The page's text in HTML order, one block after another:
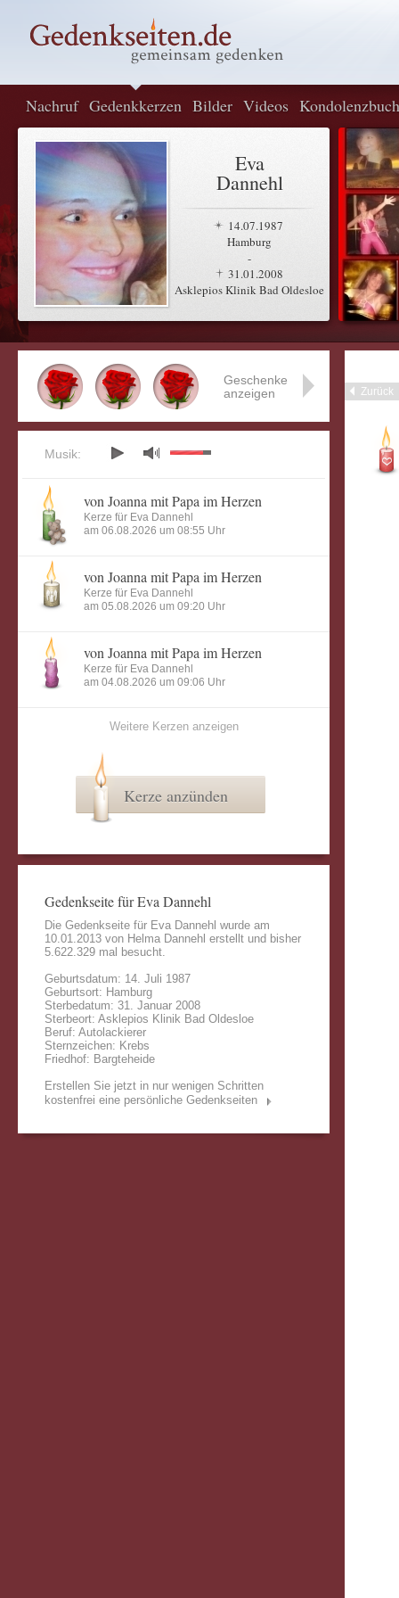
Nachruf Gedenkkerzen Bilder Videos Kondolenzbuch
Eva
Dannehl
14.07.1987
Hamburg
-
31.01.2008
Asklepios Klinik Bad Oldesloe
Zurück
Geschenke
anzeigen
Musik:
von Joanna mit Papa im Herzen
Kerze für Eva Dannehl
am 06.08.2026 um 08:55 Uhr
von Joanna mit Papa im Herzen
Kerze für Eva Dannehl
am 05.08.2026 um 09:20 Uhr
von Joanna mit Papa im Herzen
Kerze für Eva Dannehl
am 04.08.2026 um 09:06 Uhr
Weitere Kerzen anzeigen
Kerze anzünden
Gedenkseite für Eva Dannehl
Die Gedenkseite für Eva Dannehl wurde am
10.01.2013 von Helma Dannehl erstellt und bisher
5.622.329 mal besucht.
Geburtsdatum: 14. Juli 1987
Geburtsort: Hamburg
Sterbedatum: 31. Januar 2008
Sterbeort: Asklepios Klinik Bad Oldesloe
Beruf: Autolackierer
Sternzeichen: Krebs
Friedhof: Bargteheide
Erstellen Sie jetzt in nur wenigen Schritten
kostenfrei eine persönliche Gedenkseiten